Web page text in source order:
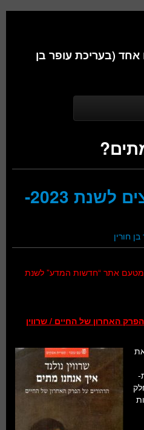
(בעריכת עופר בן
ספרי עיון מומלצים לשנת 2023-
חורין
מטעם אתר “חדשות המדע” לשנת
האחרון של החיים / שרווין